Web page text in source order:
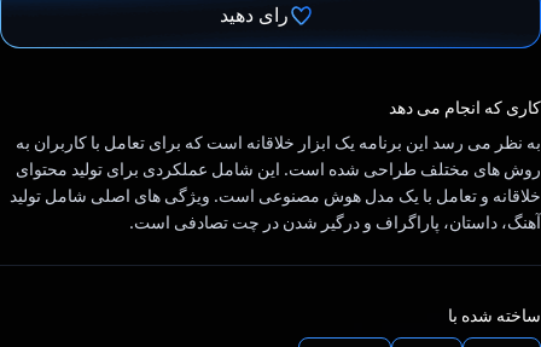
رای دهید
کاری که انجام می دهد
به نظر می رسد این برنامه یک ابزار خلاقانه است که برای تعامل با کاربران به
روش های مختلف طراحی شده است. این شامل عملکردی برای تولید محتوای
خلاقانه و تعامل با یک مدل هوش مصنوعی است. ویژگی های اصلی شامل تولید
آهنگ، داستان، پاراگراف و درگیر شدن در چت تصادفی است.
ساخته شده با